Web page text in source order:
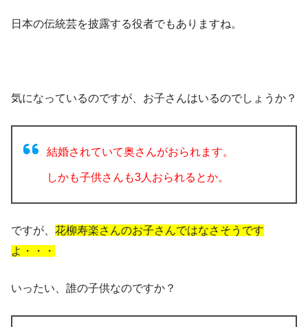
日本の伝統芸を披露する役者でもありますね。
気になっているのですが、お子さんはいるのでしょうか？
結婚されていて奥さんがおられます。
しかも子供さんも3人おられるとか。
ですが、 花柳寿楽さんのお子さんではなさそうです
よ・・・
いったい、誰の子供なのですか？